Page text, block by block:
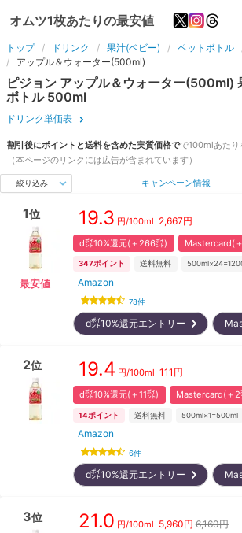
オムツ1枚あたりの最安値
トップ ドリンク 果汁(ベビー) ペットボトル
アップル＆ウォーター(500ml)
ピジョン アップル＆ウォーター(500ml)
ボトル 500ml
ドリンク単価表
割引後にポイントと送料を含めた実質価格でで100mlあたり
（本ページのリンクには広告が含まれています）
絞り込み キャンペーン情報
1位
最安値
19.3 円/100ml 2,667円
d㌽10%還元(＋266㌽) Mastercard(
347ポイント 送料無料
Amazon
78件
d㌽10%還元エントリー
2位 19.4 円/100ml 111 円
d㌽10%還元(＋11㌽) Mastercard(＋2
14ポイント 送料無料 500ml×1=500ml
Amazon
6件
d㌽10%還元エントリー
3位 21.0 円/100ml 5,960円 6,160円